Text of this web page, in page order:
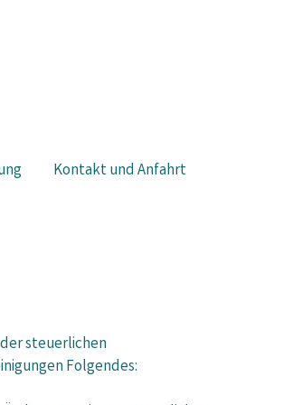
Kontakt und Anfahrt
steuerlichen
Folgendes: